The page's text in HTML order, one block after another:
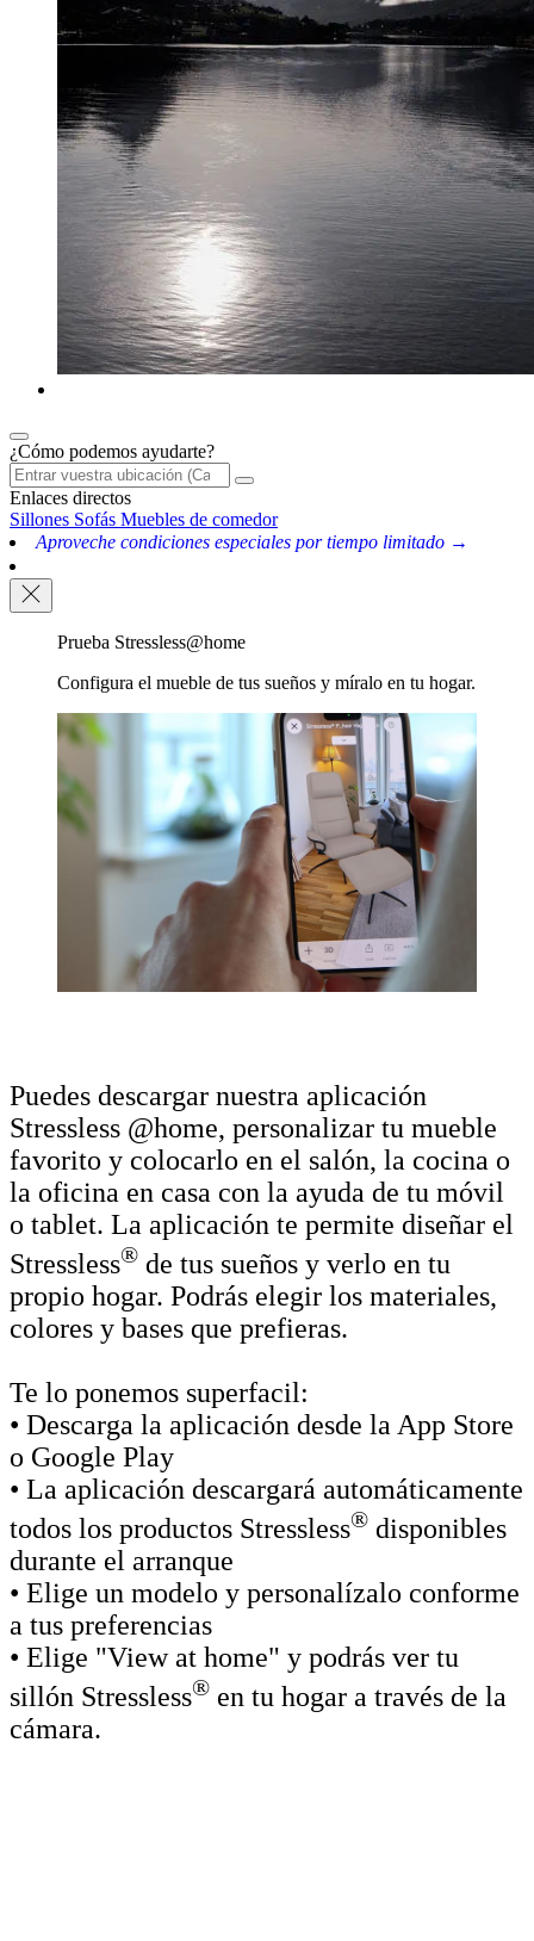
¿Cómo podemos ayudarte?
Enlaces directos
Sillones Sofás Muebles de comedor
Aproveche condiciones especiales por tiempo limitado →
Prueba Stressless@home
Configura el mueble de tus sueños y míralo en tu hogar.
Puedes descargar nuestra aplicación
Stressless @home, personalizar tu mueble
favorito y colocarlo en el salón, la cocina o
la oficina en casa con la ayuda de tu móvil
o tablet. La aplicación te permite diseñar el
Stressless® de tus sueños y verlo en tu
propio hogar. Podrás elegir los materiales,
colores y bases que prefieras.
Te lo ponemos superfacil:
• Descarga la aplicación desde la App Store
o Google Play
• La aplicación descargará automáticamente
todos los productos Stressless® disponibles
durante el arranque
• Elige un modelo y personalízalo conforme
a tus preferencias
• Elige "View at home" y podrás ver tu
sillón Stressless® en tu hogar a través de la
cámara.